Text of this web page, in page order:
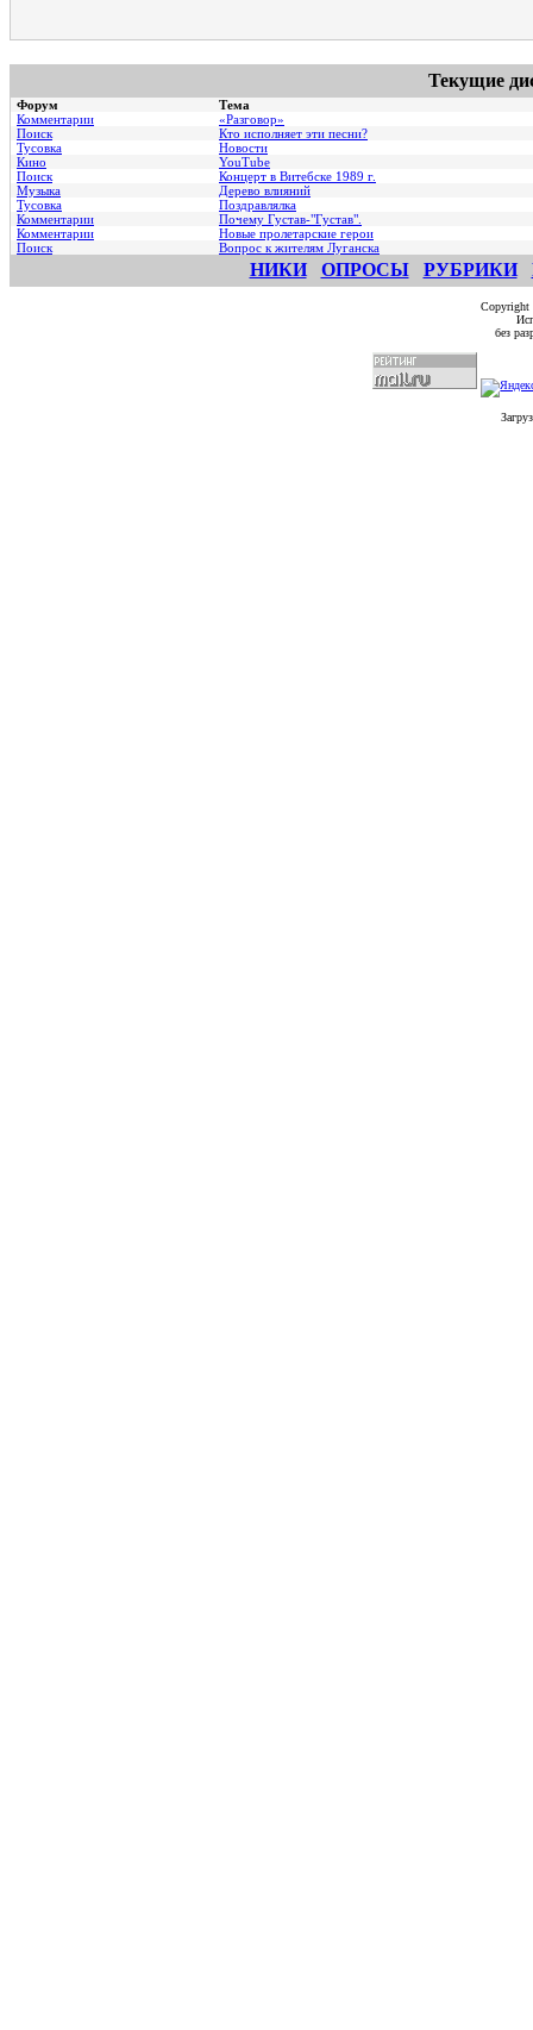
Текущие
Форум
Тема
Комментарии
«Разговор»
Поиск
Кто исполняет эти песни?
Тусовка
Новости
Кино
YouTube
Поиск
Концерт в Витебске 1989 г.
Музыка
Дерево влияний
Тусовка
Поздравлялка
Комментарии
Почему Густав-"Густав".
Комментарии
Hовые пролетарские герои
Поиск
Вопрос к жителям Луганска
НИКИ ОПРОСЫ РУБРИКИ
без